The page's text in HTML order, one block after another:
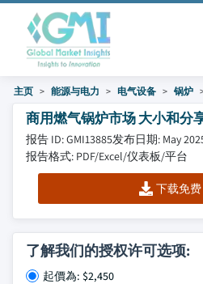
主页 能源与电力 电气设备 锅炉
商用燃气锅炉市场 大小和分
报告 ID: GMI13885发布日期: May
报告格式: PDF/Excel/仪表板/平台
下载免费
了解我们的授权许可选项:
起價為: $2,450